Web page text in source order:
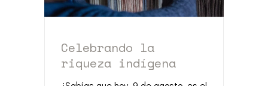
Celebrando la
riqueza indígena